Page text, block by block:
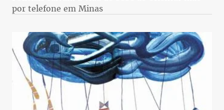
por telefone em Minas